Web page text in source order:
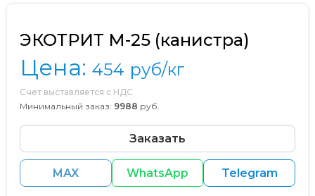
ЭКОТРИТ М-25 (канистра)
Цена: 454 руб/кг
Счет выставляется с НДС
Минимальный заказ: 9988 руб.
Заказать
MAX WhatsApp Telegram